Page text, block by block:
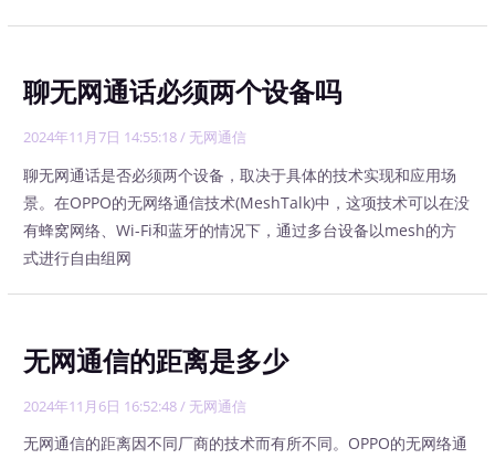
聊无网通话必须两个设备吗
2024年11月7日 14:55:18/ 无网通信
聊无网通话是否必须两个设备，取决于具体的技术实现和应用场
景。在OPPO的无网络通信技术(MeshTalk)中，这项技术可以在没
有蜂窝网络、Wi-Fi和蓝牙的情况下，通过多台设备以mesh的方
式进行自由组网
无网通信的距离是多少
2024年11月6日 16:52:48 / 无网通信
无网通信的距离因不同厂商的技术而有所不同。OPPO的无网络通